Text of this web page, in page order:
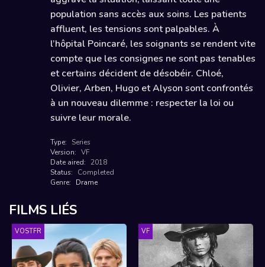
population sans accès aux soins. Les patients
affluent, les tensions sont palpables. À
l’hôpital Poincaré, les soignants se rendent vite
compte que les consignes ne sont pas tenables
et certains décident de désobéir. Chloé,
Olivier, Arben, Hugo et Alyson sont confrontés
à un nouveau dilemme : respecter la loi ou
suivre leur morale.
Type:
Series
Version: VF
Date aired:
2018
Status:
Completed
Genre:
Drame
FILMS LIÉS
VOSTFR VF